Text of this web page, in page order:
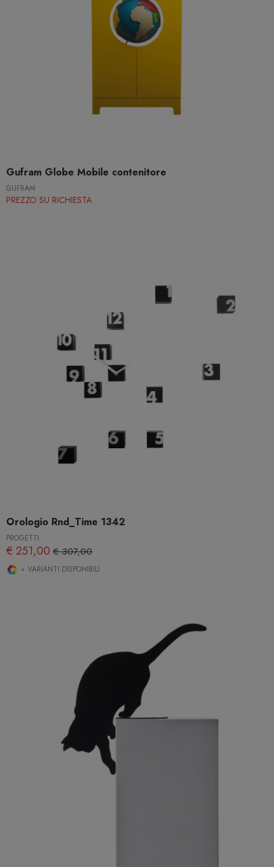
Gufram Globe Mobile contenitore
GUFRAM
PREZZO SU RICHIESTA
Orologio Rnd_Time 1342
PROGETTI
€ 251,00 € 307,00
+ VARIANTI DISPONIBILI